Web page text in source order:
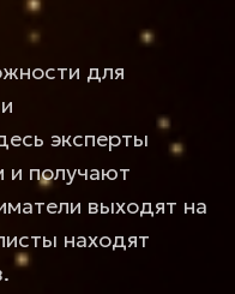
для
эксперты
и получают
выходят на
находят